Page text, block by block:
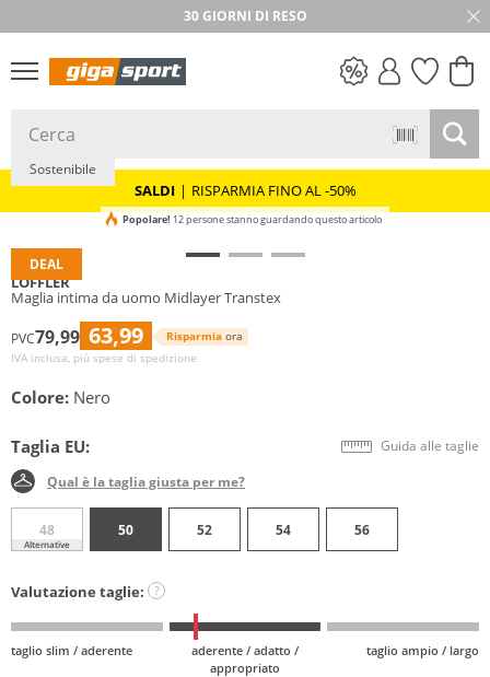
30 GIORNI DI RESO
SALDI
SALDI | RISPARMIA FINO AL -50%
DEAL
Sostenibile
Popolare! 12 persone stanno guardando questo articolo
LÖFFLER
Maglia intima da uomo Midlayer Transtex
PVC79,99 63,99 Risparmia ora
IVA inclusa, più spese di spedizione
Colore: Nero
Taglia EU: Guida alle taglie
Qual è la taglia giusta per me?
48
Alternative
50 52 54 56
Valutazione taglie: ?
taglio slim / aderente
aderente / adatto /
appropriato
taglio ampio / largo